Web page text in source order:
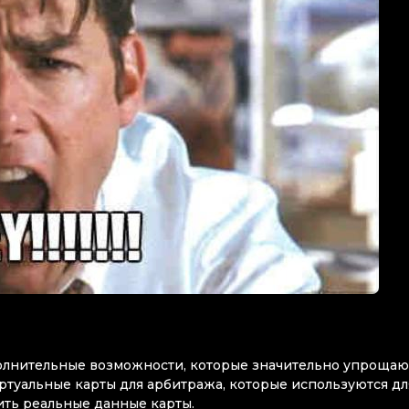
возможности, которые значительно
карты для арбитража, которые используются
реальные данные карты.